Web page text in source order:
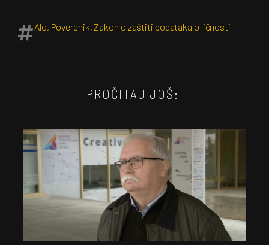
Alo, Poverenik,Zakon o zaštiti podataka o ličnosti
PROČITAJ JOŠ: